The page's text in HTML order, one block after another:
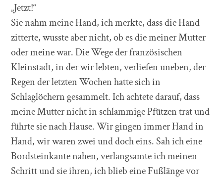
„Jetzt!“
Sie nahm meine Hand, ich merkte, dass die Hand
zitterte, wusste aber nicht, ob es die meiner Mutter
oder meine war. Die Wege der französischen
Kleinstadt, in der wir lebten, verliefen uneben, der
Regen der letzten Wochen hatte sich in
Schlaglöchern gesammelt. Ich achtete darauf, dass
meine Mutter nicht in schlammige Pfützen trat und
führte sie nach Hause. Wir gingen immer Hand in
Hand, wir waren zwei und doch eins. Sah ich eine
Bordsteinkante nahen, verlangsamte ich meinen
Schritt und sie ihren, ich blieb eine Fußlänge vor